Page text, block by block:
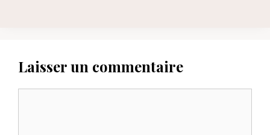
Laisser un commentaire